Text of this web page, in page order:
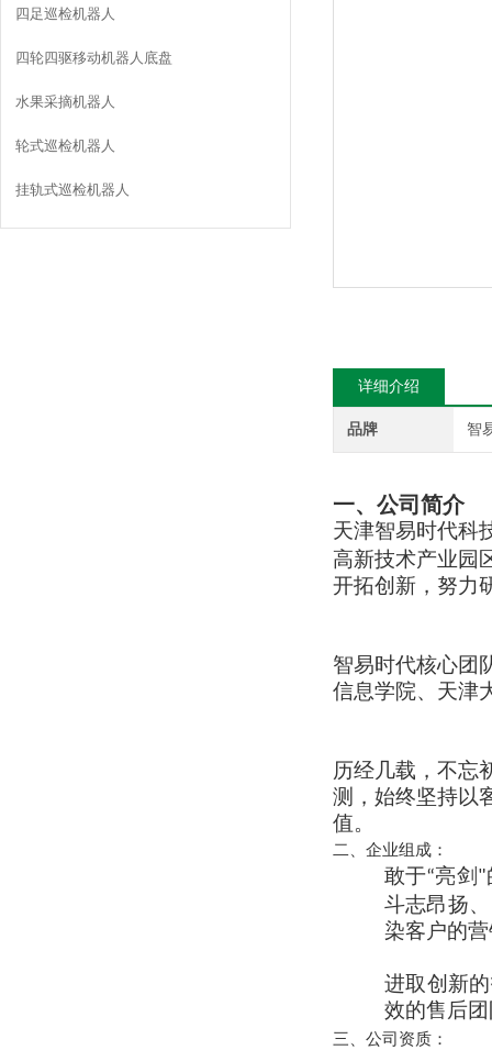
四足巡检机器人
四轮四驱移动机器人底盘
水果采摘机器人
轮式巡检机器人
挂轨式巡检机器人
详细介绍
品牌 智
一、公司简介
天津智易时代科
高新技术产业园
开拓创新，努力
智易时代核心团
信息学院、天津
历经几载，不忘
测，始终坚持以
值。
二、企业组成：
敢于“亮剑 "
斗志昂扬
染客户的
进取创新
效的售后
三、公司资质：